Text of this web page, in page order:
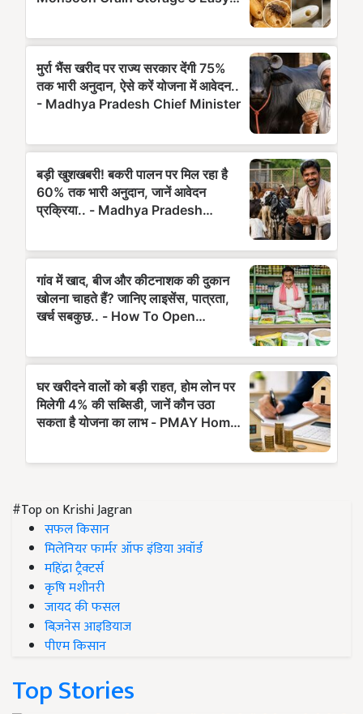
#Top on Krishi Jagran
सफल किसान
मिलेनियर फार्मर ऑफ इंडिया अवॉर्ड
महिंद्रा ट्रैक्टर्स
कृषि मशीनरी
जायद की फसल
बिज़नेस आइडियाज
पीएम किसान
Top Stories